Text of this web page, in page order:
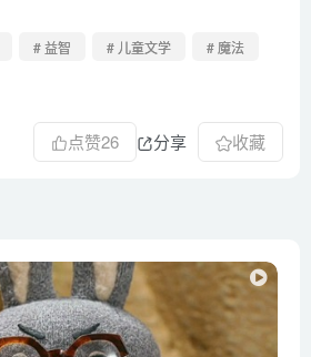
# 益智 # 儿童文学
# 魔法
点赞26 分享 收藏